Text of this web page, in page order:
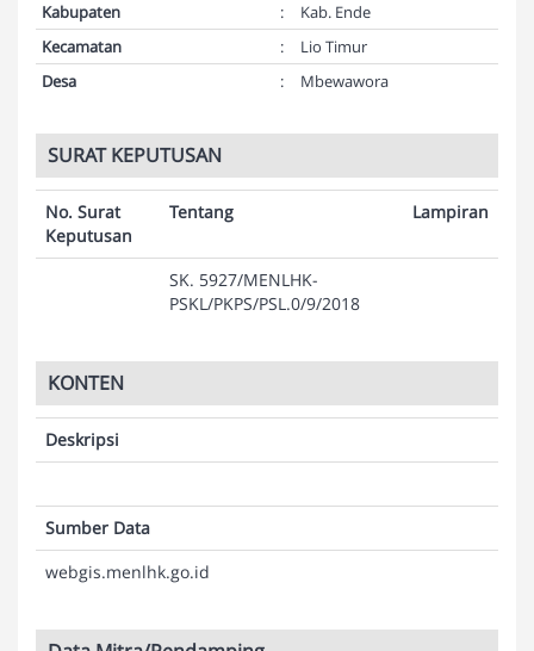
Kabupaten
:
Kab. Ende
Kecamatan
:
Lio Timur
Desa
: Mbewawora
SURAT KEPUTUSAN
No. Surat
Keputusan
Tentang Lampiran
SK. 5927/MENLHK-
PSKL/PKPS/PSL.0/9/2018
KONTEN
Deskripsi
Sumber Data
webgis.menlhk.go.id